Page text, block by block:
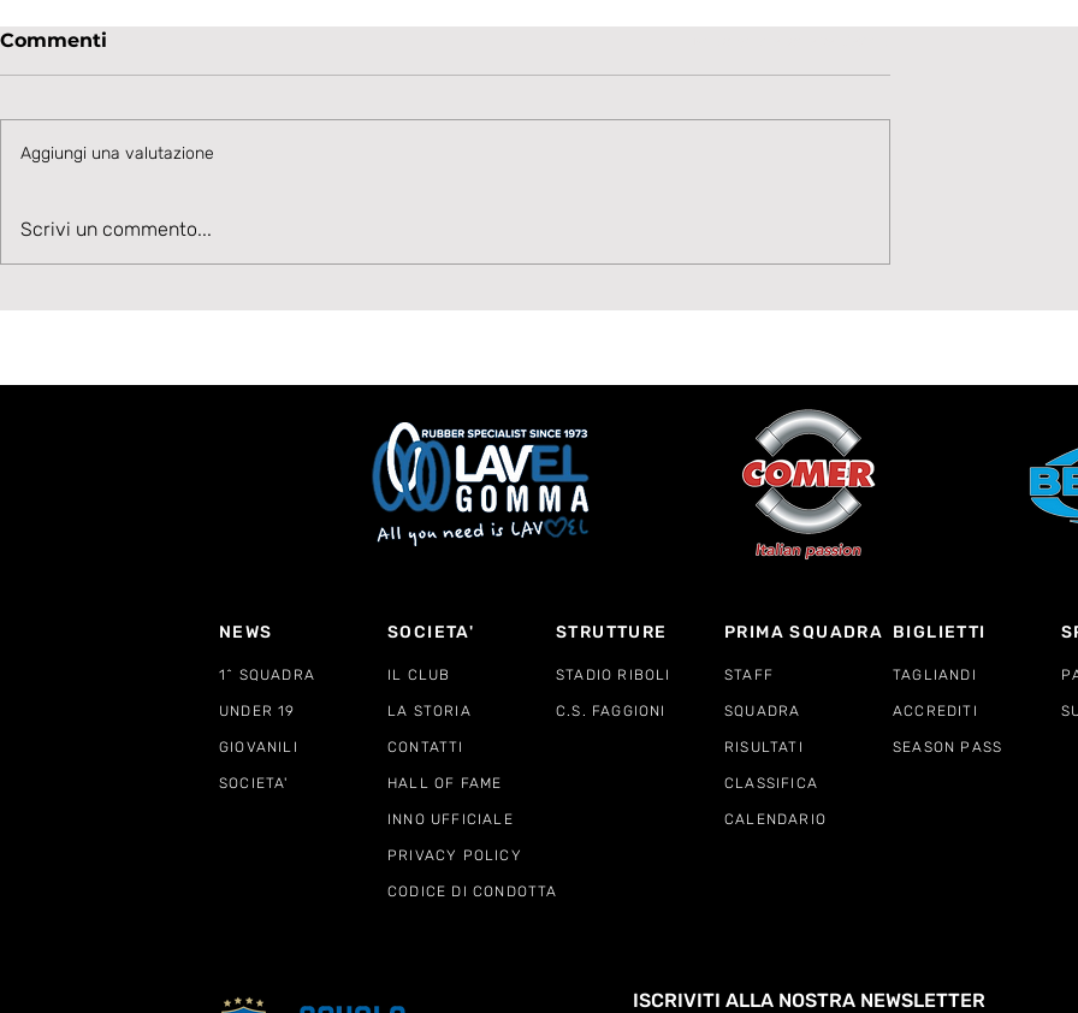
LAVAGNESE - GENOA
Commenti
Aggiungi una valutazione
Scrivi un commento...
NEWS SOCIETA' STRUTTURE PRIMA SQUADRA BIGLIETTI
1^ SQUADRA IL CLUB STADIO RIBOLI STAFF TAGLIANDI
UNDER 19 LA STORIA C.S. FAGGIONI SQUADRA ACCREDITI
GIOVANILI CONTATTI
SOCIETA' HALL OF FAME
INNO UFFICIALE
RISULTATI SEASON PASS
CLASSIFICA
CALENDARIO
PRIVACY POLICY
CODICE DI CONDOTTA
ISCRIVITI ALLA NOSTRA NEWSLETTER